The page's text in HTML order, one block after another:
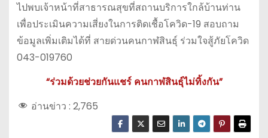
ไปพบเจ้าหน้าที่สาธารณสุขที่สถานบริการใกล้บ้านท่าน
เพื่อประเมินความเสี่ยงในการติดเชื้อโควิด-19 สอบถาม
ข้อมูลเพิ่มเติมได้ที่ สายด่วนคนกาฬสินธุ์ ร่วมใจสู้ภัยโควิด
043-019760
“ร่วมด้วยช่วยกันแชร์ คนกาฬสินธุ์ไม่ทิ้งกัน”
อ่านข่าว : 2,765